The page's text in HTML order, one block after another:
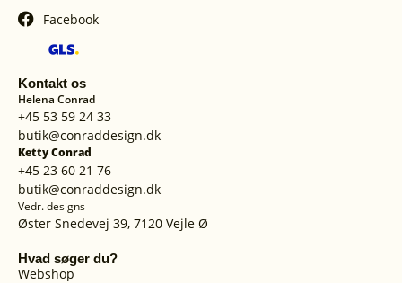
Facebook
Kontakt os
Helena Conrad
+45 53 59 24 33
butik@conraddesign.dk
Ketty Conrad
+45 23 60 21 76
butik@conraddesign.dk
Vedr. designs
Øster Snedevej 39, 7120 Vejle Ø
Hvad søger du?
Webshop